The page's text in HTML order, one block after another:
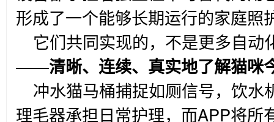
形成了一个能够长期运行的家庭照
它们共同实现的，不是更多自动
——清晰、连续、真实地了解猫咪
冲水猫马桶捕捉如厕信号，饮水
理毛器承担日常护理，而APP将所